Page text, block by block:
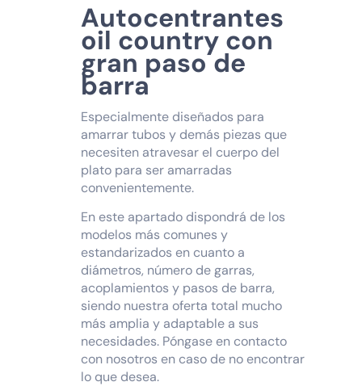
Autocentrantes
oil country con
gran paso de
barra
Especialmente diseñados para
amarrar tubos y demás piezas que
necesiten atravesar el cuerpo del
plato para ser amarradas
convenientemente.
En este apartado dispondrá de los
modelos más comunes y
estandarizados en cuanto a
diámetros, número de garras,
acoplamientos y pasos de barra,
siendo nuestra oferta total mucho
más amplia y adaptable a sus
necesidades. Póngase en contacto
con nosotros en caso de no encontrar
lo que desea.